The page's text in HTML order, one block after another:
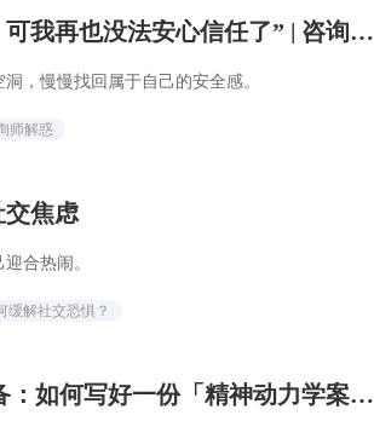
我再也没法安心信任了” | 咨询师
，慢慢找回属于自己的安全感。
师解惑
交焦虑
合热闹。
缓解社交恐惧？
：如何写好一份「精神动力学案例